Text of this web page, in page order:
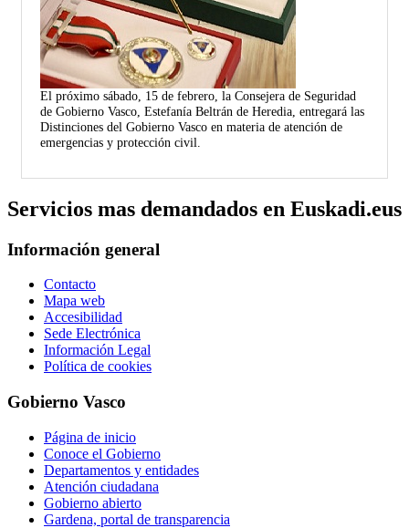
El próximo sábado, 15 de febrero, la Consejera de Seguridad
de Gobierno Vasco, Estefanía Beltrán de Heredia, entregará las
Distinciones del Gobierno Vasco en materia de atención de
emergencias y protección civil.
Servicios mas demandados en Euskadi.eus
Información general
Contacto
Mapa web
Accesibilidad
Sede Electrónica
Información Legal
Política de cookies
Gobierno Vasco
Página de inicio
Conoce el Gobierno
Departamentos y entidades
Atención ciudadana
Gobierno abierto
Gardena, portal de transparencia